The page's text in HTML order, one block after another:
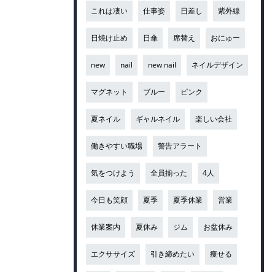
これは凄い 仕事姿 日差し 紫外線
日焼け止め 日傘 席替え おにゅー
new nail new nail ネイルデザイン
マグネット ブルー ピンク
夏ネイル ギャルネイル 楽しい会社
働きやすい職場 警告アラート
気をつけよう 全員揃った 4人
今日も笑顔 夏季 夏季休業 営業
休業案内 夏休み ジム お盆休み
エクササイズ 引き締めたい 痩せる